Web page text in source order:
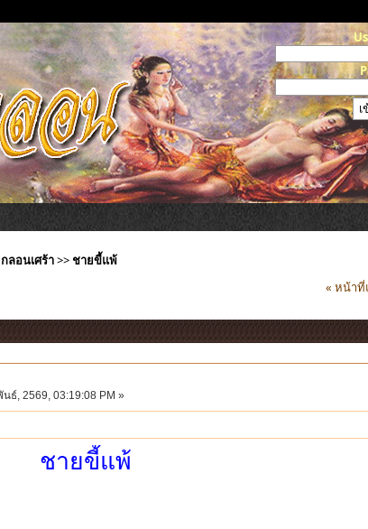
กลอนเศร้า>> ชายขี้แพ้
« หน้าที่
ธ์, 2569, 03:19:08 PM »
ชายขี้แพ้